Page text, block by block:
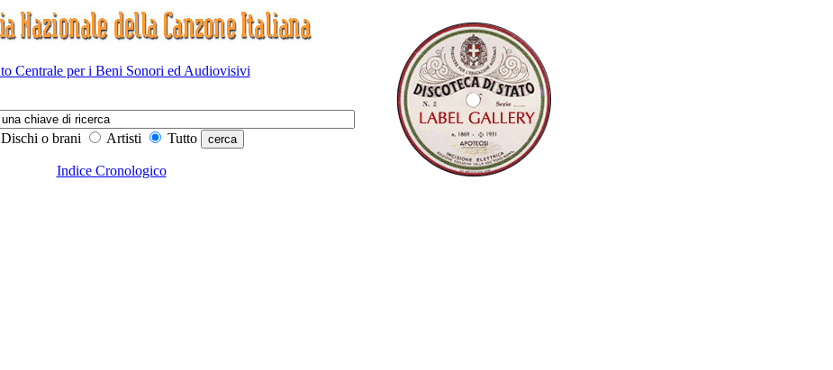
Centrale per i Beni Sonori ed Audiovisivi
Dischi o brani
Artisti Tutto
Indice Cronologico